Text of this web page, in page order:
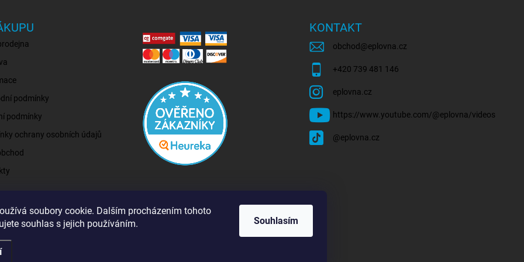
soubory cookie. Dalším procházením tohoto
souhlas s jejich používáním.
Souhlasím
podmínky
podmínky
ochrany osobních údajů
KONTAKT
obchod @eplovna.cz
+420 739 481 146
eplovna.cz
https://www.youtube.com/@eplovna/videos
@eplovna.cz